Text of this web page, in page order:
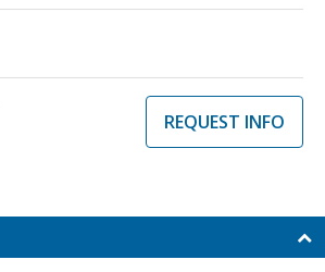
REQUEST INFO